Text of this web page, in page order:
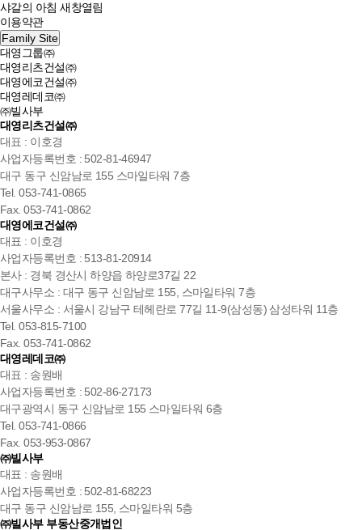
샤갈의 아침새창열림
이용약관
Family Site
대영그룹㈜
대영리츠건설㈜
대영에코건설㈜
대영레데코㈜
㈜빌사부
대영리츠건설㈜
대표 : 이호경
사업자등록번호 : 502-81-46947
대구 동구 신암남로 155 스마일타워 7층
Tel. 053-741-0865
Fax. 053-741-0862
대영에코건설㈜
대표 : 이호경
사업자등록번호 : 513-81-20914
본사 : 경북 경산시 하양읍 하양로37길 22
대구사무소 : 대구 동구 신암남로 155, 스마일타워 7층
서울사무소 : 서울시 강남구 테헤란로 77길 11-9(삼성동) 삼성타워 11층
Tel. 053-815-7100
Fax. 053-741-0862
대영레데코㈜
대표 : 송원배
사업자등록번호 : 502-86-27173
대구광역시 동구 신암남로 155 스마일타워 6층
Tel. 053-741-0866
Fax. 053-953-0867
㈜빌사부
대표 : 송원배
사업자등록번호 : 502-81-68223
대구 동구 신암남로 155, 스마일타워 5층
㈜빌사부 부동산중개법인